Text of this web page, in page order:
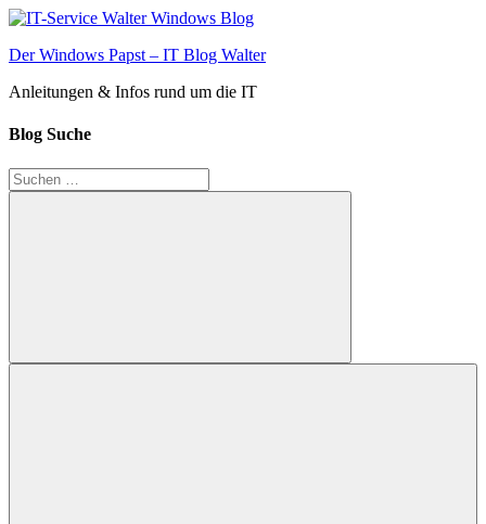
Zum
springen
Der Windows Papst – IT Blog Walter
Anleitungen & Infos rund um die IT
Blog Suche
Suchen
nach:
Suchen